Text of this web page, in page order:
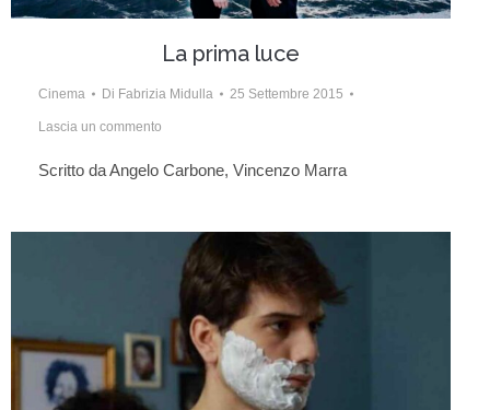
La prima luce
Cinema Di Fabrizia Midulla 25 Settembre 2015
Lascia un commento
Scritto da Angelo Carbone, Vincenzo Marra